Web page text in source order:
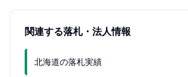
関連する落札・法人情報
北海道の落札実績